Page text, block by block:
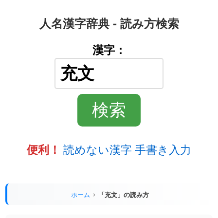
人名漢字辞典 - 読み方検索
漢字：
便利！ 読めない漢字 手書き入力
ホーム 「充文」の読み方